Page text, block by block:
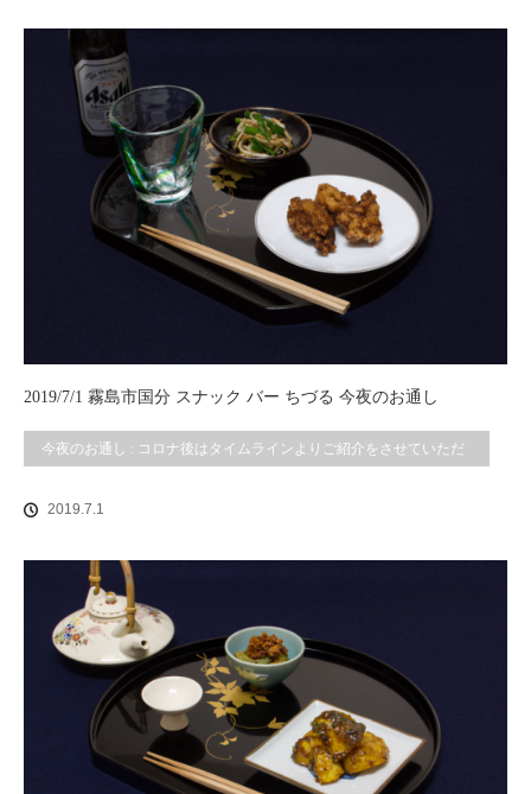
2019/7/1 霧島市国分 スナック バー ちづる 今夜のお通し
今夜のお通し : コロナ後はタイムラインよりご紹介をさせていただ
2019.7.1